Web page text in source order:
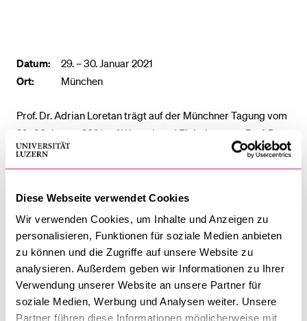
Diese Webseite verwendet Cookies
Wir verwenden Cookies, um Inhalte und Anzeigen zu
personalisieren, Funktionen für soziale Medien anbieten
zu können und die Zugriffe auf unsere Website zu
analysieren. Außerdem geben wir Informationen zu Ihrer
Verwendung unserer Website an unsere Partner für
soziale Medien, Werbung und Analysen weiter. Unsere
Partner führen diese Informationen möglicherweise mit
Datum:
29. – 30. Januar 2021
Ort:
München
Prof. Dr. Adrian Loretan trägt auf der Münchner Tagung vom
29.-30. Januar 2021 auf Wunsch und Einladung von Prof. Dr.
Burkhard Berkman zu folgendem Thema vor:
„Vermögensrecht und Laienpredigt (CH):
I. Die demokratischen Kirchgemeinden mit spezieller
Berücksichtigung des Vermögensrechts und
II.Ortskirchliche Laienämter mit Predigtdienst“
Professur für Kirchenrecht
Vorlesungsverzeichnis
Menuplan Mensa
Anmeldung und Zulassung